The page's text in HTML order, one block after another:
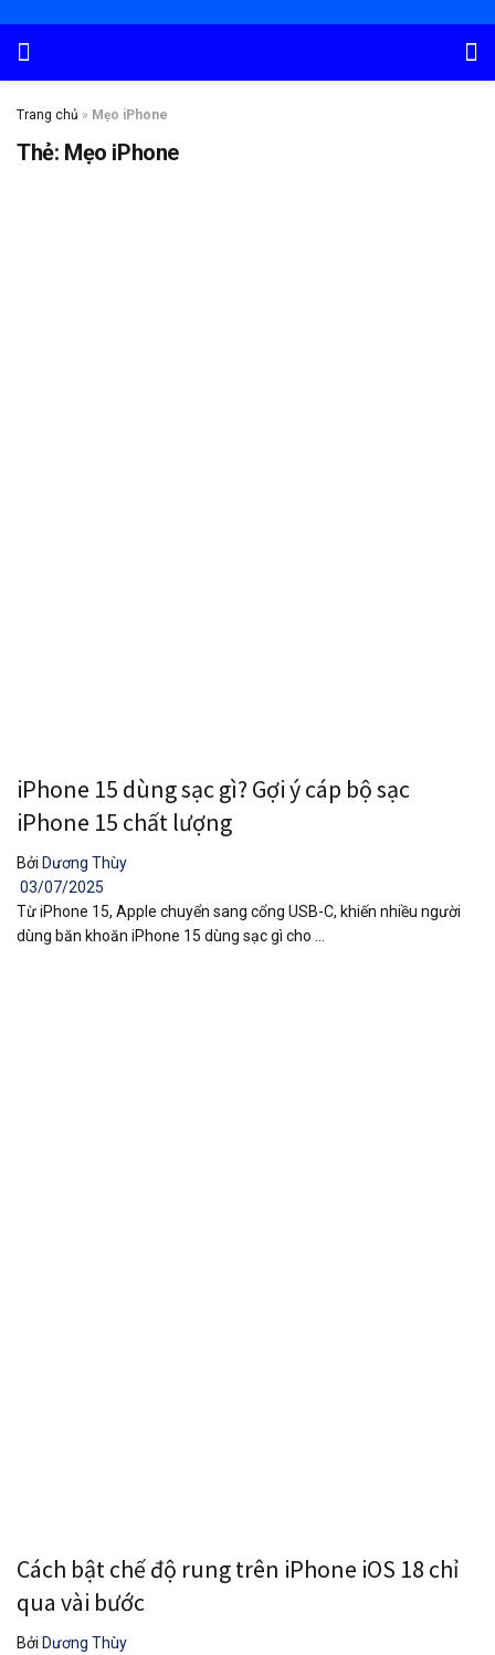
Trang chủ » Mẹo iPhone
Thẻ: Mẹo iPhone
iPhone 15 dùng sạc gì? Gợi ý cáp bộ sạc
iPhone 15 chất lượng
Bởi Dương Thùy
03/07/2025
Từ iPhone 15, Apple chuyển sang cổng USB-C, khiến nhiều người
dùng băn khoăn iPhone 15 dùng sạc gì cho ...
Cách bật chế độ rung trên iPhone iOS 18 chỉ
qua vài bước
Bởi Dương Thùy